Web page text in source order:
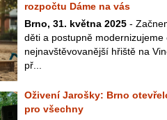
rozpočtu Dáme na vás
Brno, 31. května 2025 -
děti a postupně modernizujeme
nejnavštěvovanější hřiště na
př...
Oživení Jarošky: Brno
pro všechny